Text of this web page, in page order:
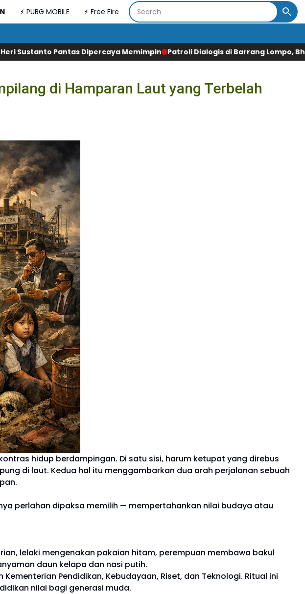
⚡ PUBG MOBILE ⚡ Free Fire
Dipercaya Memimpin Patroli Dialogis di Barrang Lompo, Bhabinkamtibmas
di Hamparan Laut yang Terbelah
hidup berdampingan. Di satu sisi, harum ketupat yang direbus
di laut. Kedua hal itu menggambarkan dua arah perjalanan sebuah
perlahan dipaksa memilih — mempertahankan nilai budaya atau
lelaki mengenakan pakaian hitam, perempuan membawa bakul
daun kelapa dan nasi putih.
Pendidikan, Kebudayaan, Riset, dan Teknologi. Ritual ini
nilai bagi generasi muda.